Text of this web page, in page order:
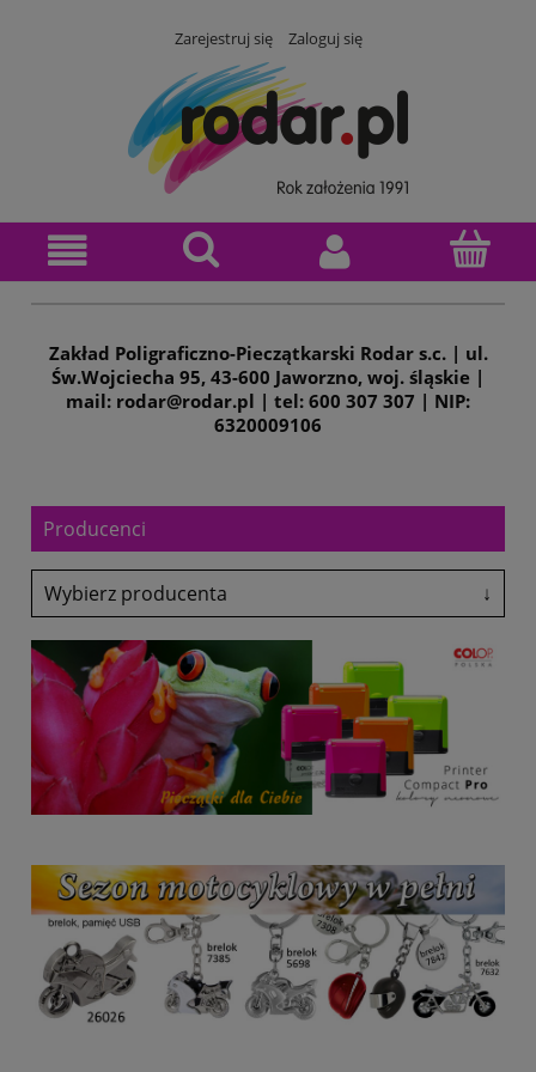
Zarejestruj się Zaloguj się
Zakład Poligraficzno-Pieczątkarski Rodar s.c. | ul.
Św.Wojciecha 95, 43-600 Jaworzno, woj. śląskie |
mail: rodar@rodar.pl | tel: 600 307 307 | NIP:
6320009106
Producenci
Wybierz producenta ↓
Antalis
Avery-Zweckform
Black Point
Canon
Coloris
Denix
drekker
Emeko
Fol-Plast
Fruit Of The Loom
Fruit Of The Loom
Glasmark
Grand
Heri